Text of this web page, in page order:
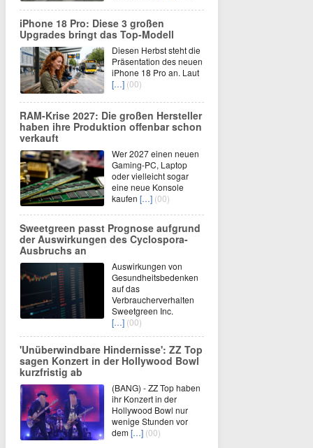
iPhone 18 Pro: Diese 3 großen
Upgrades bringt das Top-Modell
Diesen Herbst steht die
Präsentation des neuen
iPhone 18 Pro an. Laut
[…] (00)
RAM-Krise 2027: Die großen Hersteller
haben ihre Produktion offenbar schon
verkauft
Wer 2027 einen neuen
Gaming-PC, Laptop
oder vielleicht sogar
eine neue Konsole
kaufen […] (00)
Sweetgreen passt Prognose aufgrund
der Auswirkungen des Cyclospora-
Ausbruchs an
Auswirkungen von
Gesundheitsbedenken
auf das
Verbraucherverhalten
Sweetgreen Inc.
[…] (00)
'Unüberwindbare Hindernisse': ZZ Top
sagen Konzert in der Hollywood Bowl
kurzfristig ab
(BANG) - ZZ Top haben
ihr Konzert in der
Hollywood Bowl nur
wenige Stunden vor
dem[…] (00)